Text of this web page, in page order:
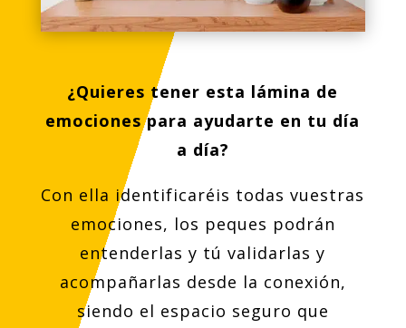
¿Quieres tener esta lámina de
emociones para ayudarte en tu día
a día?
Con ella identificaréis todas vuestras
emociones, los peques podrán
entenderlas y tú validarlas y
acompañarlas desde la conexión,
siendo el espacio seguro que